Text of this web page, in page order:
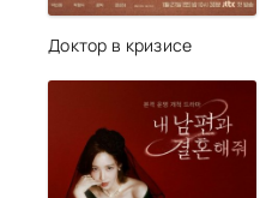
Доктор в кризисе